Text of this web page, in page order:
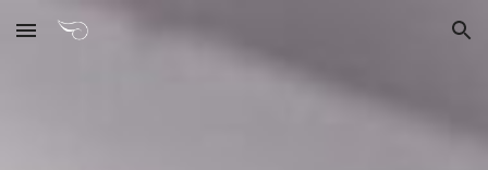
Skip to main content Skip to navigation